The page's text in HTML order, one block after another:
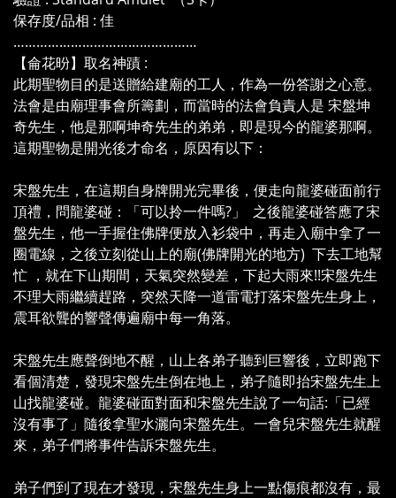
保存度/品相 : 佳
…………………………………………
【侖花昐】取名神蹟 :
此期聖物目的是送贈給建廟的工人，作為一份答謝之心意。
法會是由廟理事會所籌劃，而當時的法會負責人是 宋盤坤
奇先生，他是那啊坤奇先生的弟弟，即是現今的龍婆那啊。
這期聖物是開光後才命名，原因有以下：
宋盤先生，在這期自身牌開光完畢後，便走向龍婆碰面前行
頂禮，問龍婆碰：「可以拎一件嗎?」 之後龍婆碰答應了宋
盤先生，他一手握住佛牌便放入衫袋中，再走入廟中拿了一
圈電線，之後立刻從山上的廟(佛牌開光的地方) 下去工地幫
忙 ，就在下山期間，天氣突然變差，下起大雨來!!宋盤先生
不理大雨繼續趕路，突然天降一道雷電打落宋盤先生身上，
震耳欲聾的響聲傳遍廟中每一角落。
宋盤先生應聲倒地不醒，山上各弟子聽到巨響後，立即跑下
看個清楚，發現宋盤先生倒在地上，弟子隨即抬宋盤先生上
山找龍婆碰。龍婆碰面對面和宋盤先生說了一句話:「已經
沒有事了」隨後拿聖水灑向宋盤先生。一會兒宋盤先生就醒
來，弟子們將事件告訴宋盤先生。
弟子們到了現在才發現，宋盤先生身上一點傷痕都沒有，最